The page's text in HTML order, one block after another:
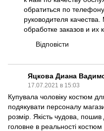
обратиться по
руководителя
обработке заказов и их
Відповісти
Яцкова Диана
17.07.2021 в 15:03
Купувала чоловіку костюм
подякувати персоналу
розмір. Якість чудова,
головне в реальності